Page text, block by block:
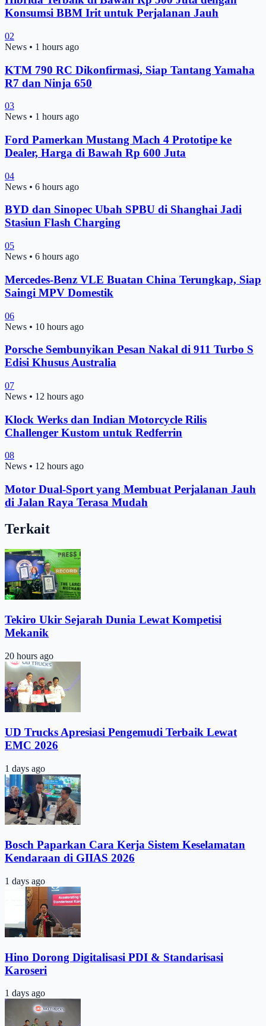
Konsumsi BBM Irit untuk Perjalanan Jauh
02
News • 1 hours ago
KTM 790 RC Dikonfirmasi, Siap Tantang Yamaha
R7 dan Ninja 650
03
News • 1 hours ago
Ford Pamerkan Mustang Mach 4 Prototipe ke
Dealer, Harga di Bawah Rp 600 Juta
04
News • 6 hours ago
BYD dan Sinopec Ubah SPBU di Shanghai Jadi
Stasiun Flash Charging
05
News • 6 hours ago
Mercedes-Benz VLE Buatan China Terungkap, Siap
Saingi MPV Domestik
06
News • 10 hours ago
Porsche Sembunyikan Pesan Nakal di 911 Turbo S
Edisi Khusus Australia
07
News • 12 hours ago
Klock Werks dan Indian Motorcycle Rilis
Challenger Kustom untuk Redferrin
08
News • 12 hours ago
Motor Dual-Sport yang Membuat Perjalanan Jauh
di Jalan Raya Terasa Mudah
Terkait
Tekiro Ukir Sejarah Dunia Lewat Kompetisi
Mekanik
20 hours ago
UD Trucks Apresiasi Pengemudi Terbaik Lewat
EMC 2026
1 days ago
Bosch Paparkan Cara Kerja Sistem Keselamatan
Kendaraan di GIIAS 2026
1 days ago
Hino Dorong Digitalisasi PDI & Standarisasi
Karoseri
1 days ago